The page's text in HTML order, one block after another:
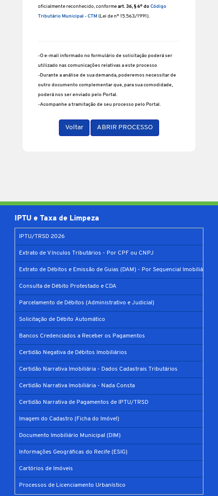
oficialmente reconhecido, conformeart. 36, § 6º doCódigo
Tributário Municipal - CTM (Lei de nº 15.563/1991).
-O e-mail informado no formulário de solicitação poderá ser
utilizado nas comunicações relativas a este processo
-Durante a análise de sua demanda, poderemos necessitar de
outro documento complementar que, para sua comodidade,
poderá nos ser enviado pelo Portal.
-Acompanhe a tramitação de seu processo pelo Portal.
Voltar ABRIR PROCESSO
IPTU e Taxa de Limpeza
IPTU/TRSD 2026
Extrato de Vínculos Tributários - Por CPF ou CNPJ
Extrato de Débitos e Emissão de Guias (DAM) - Por Sequencial Imobiliário
Consulta de Débito Protestado e CDA
Parcelamento de Débitos (Administrativo e Judicial)
Solicitação de Débito Automático
Bancos Credenciados a Receber os Pagamentos
Certidão Negativa de Débitos Imobiliários
Certidão Narrativa Imobiliária - Dados Cadastrais Tributários
Certidão Narrativa Imobiliária - Nada Consta
Certidão Narrativa de Pagamentos de IPTU/TRSD
Imagem do Cadastro (Ficha do Imóvel)
Documento Imobiliário Municipal (DIM)
Informações Geográficas do Recife (ESIG)
Cartórios de Imóveis
Processos de Licenciamento Urbanístico